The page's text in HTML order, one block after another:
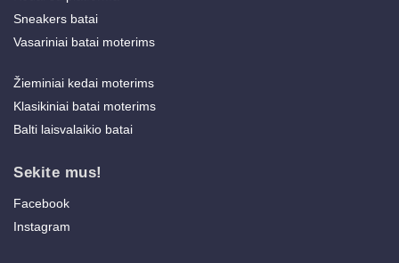
Sneakers batai
Vasariniai batai moterims
Žieminiai kedai moterims
Klasikiniai batai moterims
Balti laisvalaikio batai
Sekite mus!
Facebook
Instagram